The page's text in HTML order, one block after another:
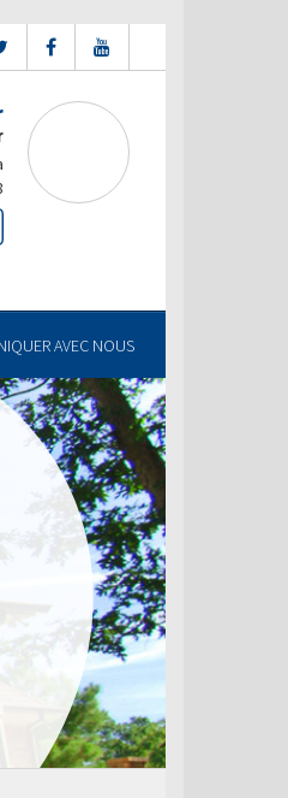
AVEC NOUS